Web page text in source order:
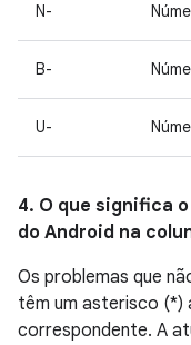
N-
B-
U-
4. O que significa
do Android na
Os problemas que
têm um asterisco (*)
correspondente. A